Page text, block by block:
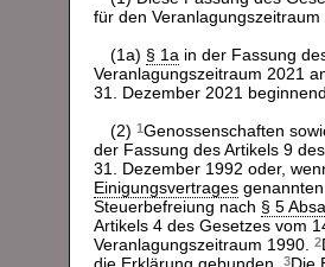
für den Veranlagungszeitraum
(1a) § 1a in der Fassung
Veranlagungszeitraum 2021
31. Dezember 2021
(2) 1 Genossenschaften
der Fassung des Artikels 9
31. Dezember 1992 oder,
Einigungsvertrages
Steuerbefreiung nach § 5
Artikels 4 des Gesetzes vom
Veranlagungszeitraum 1990. 2
3